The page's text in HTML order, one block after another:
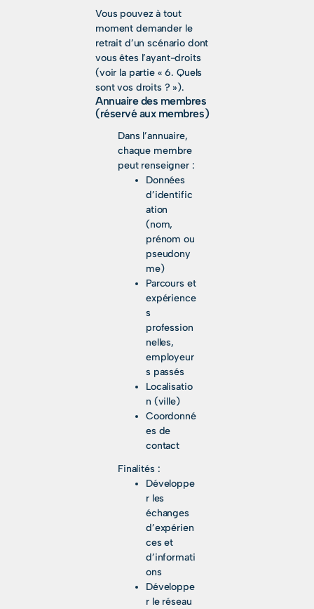
Vous pouvez à tout
moment demander le
retrait d’un scénario dont
vous êtes l’ayant-droits
(voir la partie « 6. Quels
sont vos droits ? »).
Annuaire des membres
(réservé aux membres)
Dans l’annuaire,
chaque membre
peut renseigner :
Données
d’identific
ation
(nom,
prénom ou
pseudony
me)
Parcours et
expérience
s
profession
nelles,
employeur
s passés
Localisatio
n (ville)
Coordonné
es de
contact
Finalités :
Développe
r les
échanges
d’expérien
ces et
d’informati
ons
Développe
r le réseau